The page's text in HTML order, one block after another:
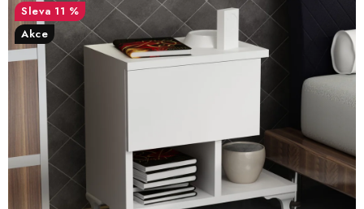
DĚTSKÝ POKOJ
KANCELÁŘ / PRACOVNA
KOUPELNA A WC
PŘEDSÍŇ
CHOVATELSKÉ POTŘEBY
11 %
Akce